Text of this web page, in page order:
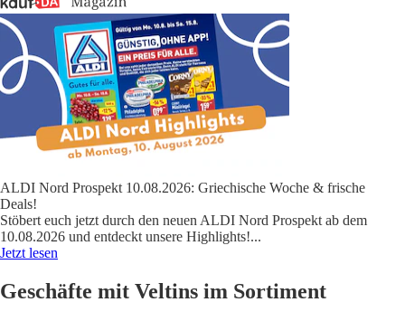
ALDI Nord Prospekt 10.08.2026: Griechische Woche & frische
Deals!
Stöbert euch jetzt durch den neuen ALDI Nord Prospekt ab dem
10.08.2026 und entdeckt unsere Highlights!...
Jetzt lesen
Geschäfte mit Veltins im Sortiment